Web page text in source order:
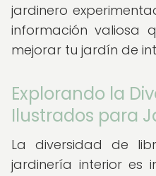
jardinero
información valiosa
mejorar tu jardín de
Explorando la
Ilustrados para
La diversidad de
jardinería interior es